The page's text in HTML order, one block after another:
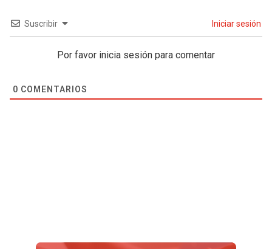
Suscribir Iniciar sesión
Por favor inicia sesión para comentar
0 COMENTARIOS